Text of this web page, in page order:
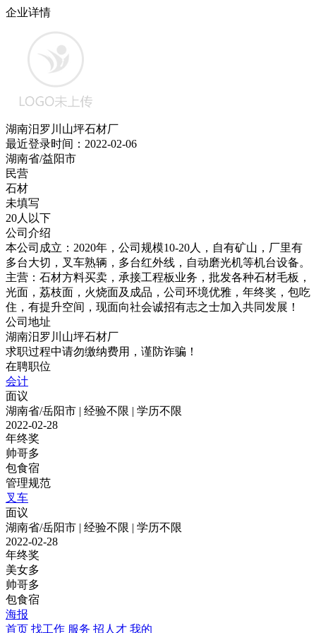
企业详情
湖南汨罗川山坪石材厂
最近登录时间：2022-02-06
湖南省/益阳市
民营
石材
未填写
20人以下
公司介绍
本公司成立：2020年，公司规模10-20人，自有矿山，厂里有
多台大切，叉车熟辆，多台红外线，自动磨光机等机台设备。
主营：石材方料买卖，承接工程板业务，批发各种石材毛板，
光面，荔枝面，火烧面及成品，公司环境优雅，年终奖，包吃
住，有提升空间，现面向社会诚招有志之士加入共同发展！
公司地址
湖南汨罗川山坪石材厂
求职过程中请勿缴纳费用，谨防诈骗！
在聘职位
会计
面议
湖南省/岳阳市 | 经验不限 | 学历不限
2022-02-28
年终奖
帅哥多
包食宿
管理规范
叉车
面议
湖南省/岳阳市 | 经验不限 | 学历不限
2022-02-28
年终奖
美女多
帅哥多
包食宿
海报
首页 找工作 服务 招人才 我的